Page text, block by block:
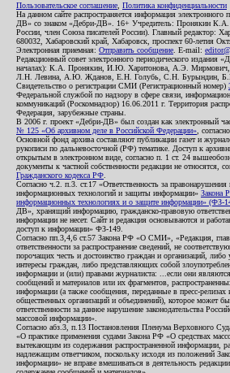
Пользовательское соглашение Политика конфиденциальности
На данном сайте распространяется информация электронного
ДВ» со знаком «Дебри-ДВ». 16+ Учредитель: Пронякин К.А.
России, член Союза писателей России). Главный редактор:
680032, Хабаровский край, Хабаровск, проспект 60-летия
Электронная приемная: Отправить сообщение . E-mail:
Редакционный совет электронного периодического издания
началах): К.А. Пронякин, И.Ю. Харитонова, А.Э.
Л.Н. Левина, А.Ю. Жданов, Е.Н. Голубь, С.Н. Бурындин,
Свидетельство о регистрации СМИ (Регистрационный номер)
Федеральной службой по надзору в сфере связи,
коммуникаций (Роскомнадзор) 16.06.2011 г. Территория
Федерация, зарубежные страны.
В 2006 г. проект «Дебри-ДВ» был создан как электронный
№ 125 «Об архивном деле в Российской Федерации» ,
Основной фонд архива составляют публикации газет и
рукописи по дальневосточной (РФ) тематике. Доступ к
открытым в электронном виде, согласно п. 1 ст. 24
документы к частной собственности редакции не относятся,
Гражданского кодекса РФ
Согласно ч.2. п.3. ст.17 «Ответственность за правонарушения
информационных технологий и защиты информации» Закона
информационных технологиях и о защите информации» (ФЗ-
ДВ», хранящий информацию, гражданско-правовую
информации не несет. Сайт и редакция основываются и
доступ к информации» ФЗ-149.
Согласно пп.3,4,6 ст.57 Закона РФ «О СМИ», «Редакция,
ответственности за распространение сведений, не
порочащих честь и достоинство граждан и организаций,
интересы граждан, либо представляющих собой
информации и (или) правами журналиста: ...если они
сообщений и материалов или их фрагментов,
информации (а также сообщения, переданные в пресс-релизах
общественных организаций и объединений), которое может
ответственности за данное нарушение законодательства
массовой информации».
Согласно абз.3, п.13 Постановления Пленума Верховного
«О практике применения судами Закона РФ «О средствах
вытекающим из содержания распространенной информации,
надлежащим ответчиком, поскольку исходя из положений
информации» не вправе вмешиваться в деятельность